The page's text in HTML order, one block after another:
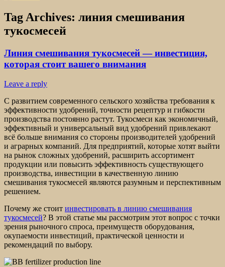
Tag Archives: линия смешивания
тукосмесей
Линия смешивания тукосмесей — инвестиция,
которая стоит вашего внимания
Leave a reply
С развитием современного сельского хозяйства требования к
эффективности удобрений, точности рецептур и гибкости
производства постоянно растут. Тукосмеси как экономичный,
эффективный и универсальный вид удобрений привлекают
всё больше внимания со стороны производителей удобрений
и аграрных компаний. Для предприятий, которые хотят выйти
на рынок сложных удобрений, расширить ассортимент
продукции или повысить эффективность существующего
производства, инвестиции в качественную линию
смешивания тукосмесей являются разумным и перспективным
решением.
Почему же стоит инвестировать в линию смешивания
тукосмесей? В этой статье мы рассмотрим этот вопрос с точки
зрения рыночного спроса, преимуществ оборудования,
окупаемости инвестиций, практической ценности и
рекомендаций по выбору.